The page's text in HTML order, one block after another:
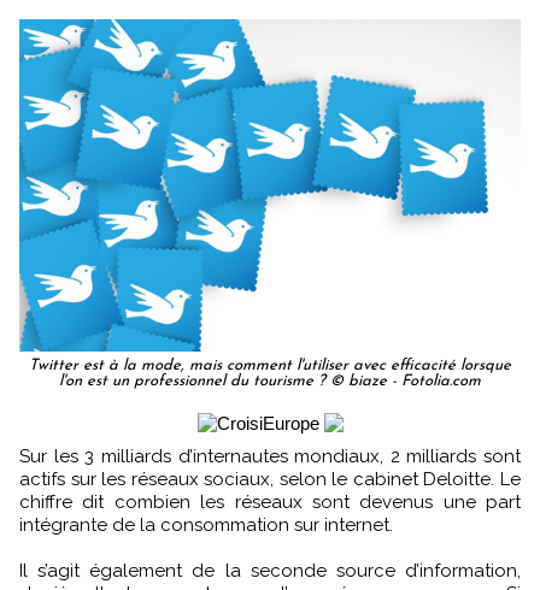
Twitter est à la mode, mais comment l'utiliser avec efficacité lorsque
l'on est un professionnel du tourisme ? © biaze - Fotolia.com
Sur les 3 milliards d’internautes mondiaux, 2 milliards sont
actifs sur les réseaux sociaux, selon le cabinet Deloitte. Le
chiffre dit combien les réseaux sont devenus une part
intégrante de la consommation sur internet.
Il s’agit également de la seconde source d’information,